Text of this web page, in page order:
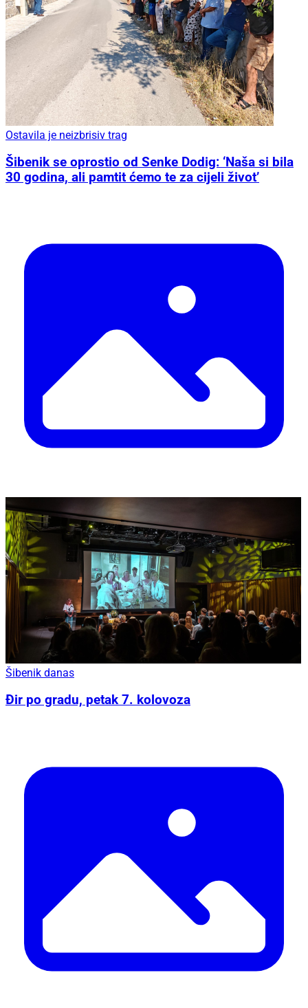
Ostavila je neizbrisiv trag
Šibenik se oprostio od Senke Dodig: ‘Naša si bila
30 godina, ali pamtit ćemo te za cijeli život’
Šibenik danas
Đir po gradu, petak 7. kolovoza